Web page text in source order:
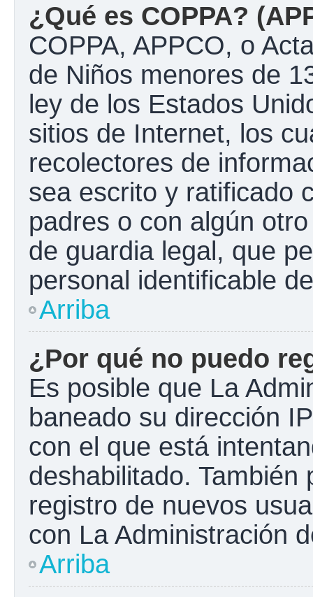
¿Qué es COPPA?
COPPA, APPCO, o
de Niños menores de
ley de los Estados
sitios de Internet, los
recolectores de
sea escrito y ratificado
padres o con algún
de guardia legal, que
personal identificable
Arriba
¿Por qué no puedo
Es posible que La
baneado su dirección
con el que está
deshabilitado.
registro de nuevos
con La Administración
Arriba